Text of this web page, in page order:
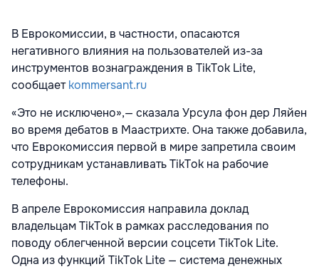
В Еврокомиссии, в частности, опасаются
негативного влияния на пользователей из-за
инструментов вознаграждения в TikTok Lite,
сообщаетkommersant.ru
«Это не исключено»,— сказала Урсула фон дер Ляйен
во время дебатов в Маастрихте. Она также добавила,
что Еврокомиссия первой в мире запретила своим
сотрудникам устанавливать TikTok на рабочие
телефоны.
В апреле Еврокомиссия направила доклад
владельцам TikTok в рамках расследования по
поводу облегченной версии соцсети TikTok Lite.
Одна из функций TikTok Lite — система денежных